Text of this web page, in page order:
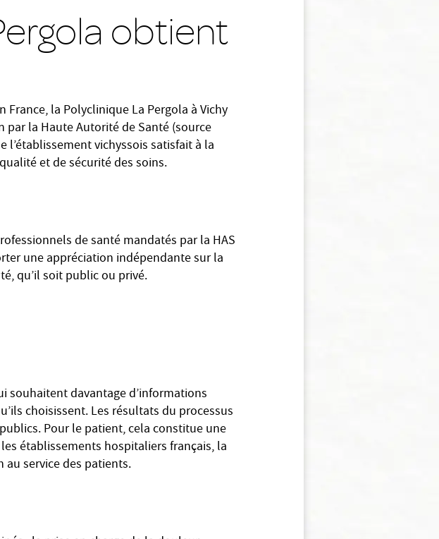
obtient
la Polyclinique La Pergola à Vichy
par la Haute Autorité de Santé (source
l’établissement vichyssois satisfait à la
et de sécurité des soins.
de santé mandatés par la HAS
une appréciation indépendante sur la
qu’il soit public ou privé.
souhaitent davantage d’informations
choisissent. Les résultats du processus
Pour le patient, cela constitue une
établissements hospitaliers français, la
service des patients.